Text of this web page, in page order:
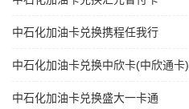
中石化加油卡兑换携程任我行
中石化加油卡兑换中欣卡(中欣通卡)
中石化加油卡兑换盛大一卡通